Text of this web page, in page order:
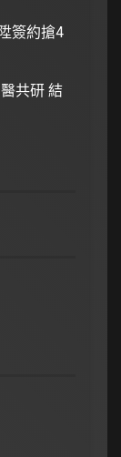
簽約搶4
共研 結